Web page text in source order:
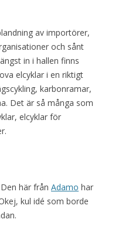
av importörer,
och sånt
in i hallen finns
elcyklar i en riktigt
karbonramar,
Det är så många som
elcyklar för
här från Adamo har
kul idé som borde